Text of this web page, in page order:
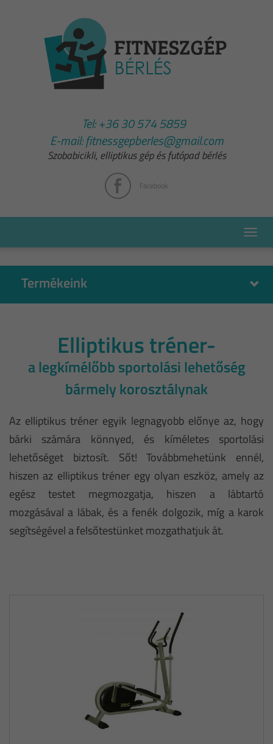
Tel:+36 30 574 5859
E-mail:fitnessgepberles@gmail.com
Szobabicikli, elliptikus gép és futópad bérlés
Facebook
Toggle
Termékeink
Elliptikus tréner-
a legkímélőbb sportolási lehetőség
bármely korosztálynak
Az elliptikus tréner egyik legnagyobb előnye az, hogy
bárki számára könnyed, és kíméletes sportolási
lehetőséget biztosít. Sőt! Továbbmehetünk ennél,
hiszen az elliptikus tréner egy olyan eszköz, amely az
egész testet megmozgatja, hiszen a lábtartó
mozgásával a lábak, és a fenék dolgozik, míg a karok
segítségével a felsőtestünket mozgathatjuk át.